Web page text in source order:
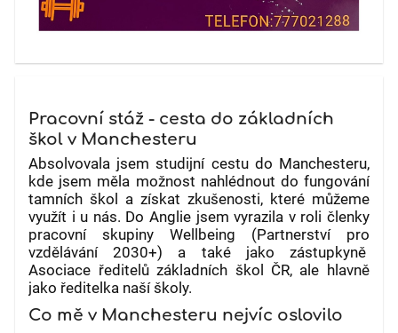
Pracovní stáž - cesta do základních
škol v Manchesteru
Absolvovala jsem studijní cestu do Manchesteru,
kde jsem měla možnost nahlédnout do fungování
tamních škol a získat zkušenosti, které můžeme
využít i u nás. Do Anglie jsem vyrazila v roli členky
pracovní skupiny Wellbeing (Partnerství pro
vzdělávání 2030+) a také jako zástupkyně
Asociace ředitelů základních škol ČR, ale hlavně
jako ředitelka naší školy.
Co mě v Manchesteru nejvíc oslovilo